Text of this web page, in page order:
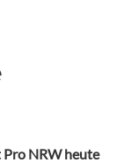
NRW heute